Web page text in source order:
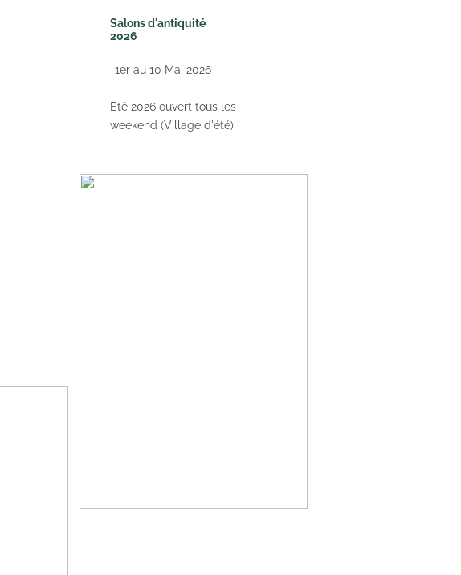
Salons d'antiquité
2026
-1er au 10 Mai 2026
Eté 2026 ouvert tous les
weekend (Village d'été)